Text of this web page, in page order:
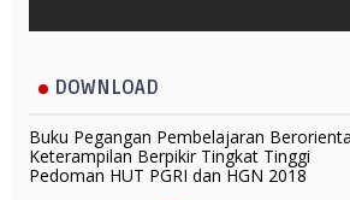
DOWNLOAD
Buku Pegangan Pembelajaran
Keterampilan Berpikir Tingkat Tinggi
Pedoman HUT PGRI dan HGN 2018